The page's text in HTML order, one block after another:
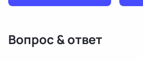
Вопрос & ответ